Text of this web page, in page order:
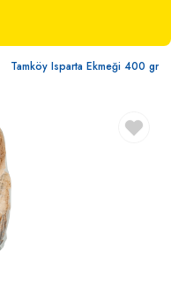
Tamköy Isparta Ekmeği 400 gr